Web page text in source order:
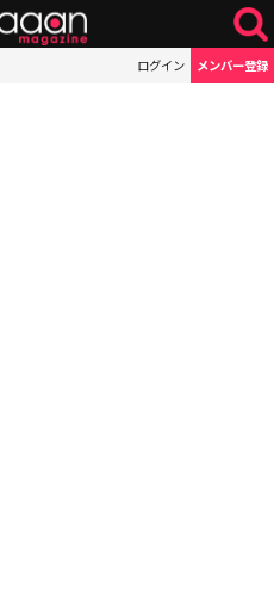
ログイン メンバー登録